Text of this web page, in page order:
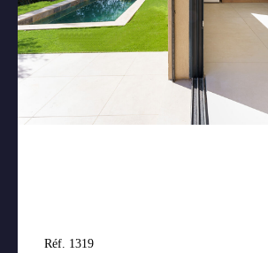
Réf. 1319